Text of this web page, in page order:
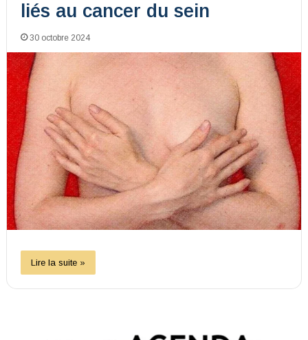
liés au cancer du sein
30 octobre 2024
Lire la suite »